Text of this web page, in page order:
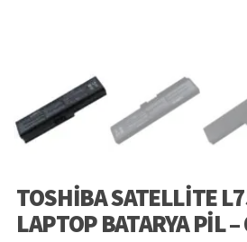
TOSHIBA SATELLITE
LAPTOP BATARYA PIL